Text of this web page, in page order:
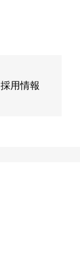
採用情報